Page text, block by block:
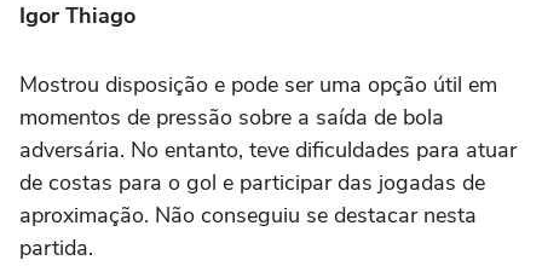
Igor Thiago
Mostrou disposição e pode ser uma opção útil em
momentos de pressão sobre a saída de bola
adversária. No entanto, teve dificuldades para atuar
de costas para o gol e participar das jogadas de
aproximação. Não conseguiu se destacar nesta
partida.